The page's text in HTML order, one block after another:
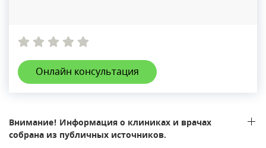
Онлайн консультация
Внимание! Информация о клиниках и врачах
собрана из публичных источников.